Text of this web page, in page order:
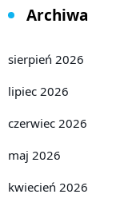
Archiwa
sierpień 2026
lipiec 2026
czerwiec 2026
maj 2026
kwiecień 2026